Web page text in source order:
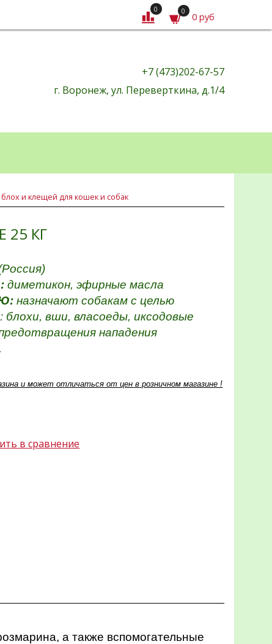
0 0
0 руб
+7 (473)202-67-57
г. Воронеж, ул. Переверткина, д.1/4
и клещей для кошек и собак
25 КГ
диметикон, эфирные масла
назначают собакам с целью
вши, власоеды, иксодовые
нападения
и может отличаться от цен в розничном магазине !
в сравнение
а также вспомогательные